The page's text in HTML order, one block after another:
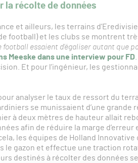
la récolte de données
et ailleurs, les terrains
football) et les clubs se montrent
football essaient d’égaliser autant que
Meeske dans une interview pour FD
Et pour l’ingénieur, les
analyser le taux de ressort du
se munissaient d’une
à deux mètres de hauteur allait
afin de réduire la marge
les équipes de Holland
le gazon et effectue une traction
destinés à récolter des données